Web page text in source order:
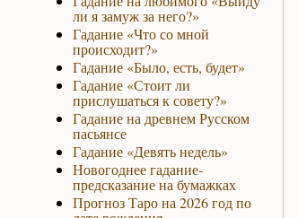
ли я замуж за него?»
Гадание «Что со мной
происходит?»
Гадание «Было, есть, будет»
Гадание «Стоит ли
прислушаться к совету?»
Гадание на древнем Русском
пасьянсе
Гадание «Девять недель»
Новогоднее гадание-
предсказание на бумажках
Прогноз Таро на 2026 год по